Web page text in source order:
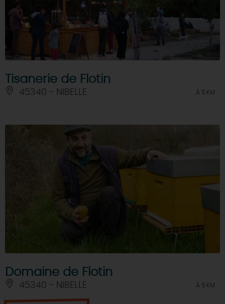
Tisanerie de Flotin
45340 - NIBELLE À 5 KM
Domaine de Flotin
45340 - NIBELLE À 5 KM